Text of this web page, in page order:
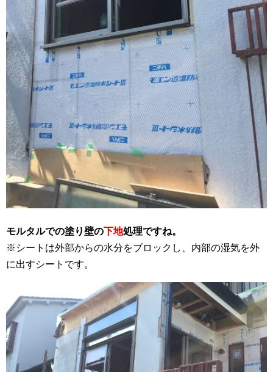
モルタルでの塗り壁の下地処理ですね。
※シートは外部からの水分をブロックし、内部の湿気を外
に出すシートです。